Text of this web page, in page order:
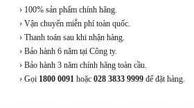
› 100% sản phẩm chính hãng.
› Vận chuyển miễn phí toàn quốc.
› Thanh toán sau khi nhận hàng.
› Bảo hành 6 năm tại Công ty.
› Bảo hành 3 năm chính hãng toàn cầu.
› Gọi 1800 0091 hoặc 028 3833 9999 để đặt hàng.